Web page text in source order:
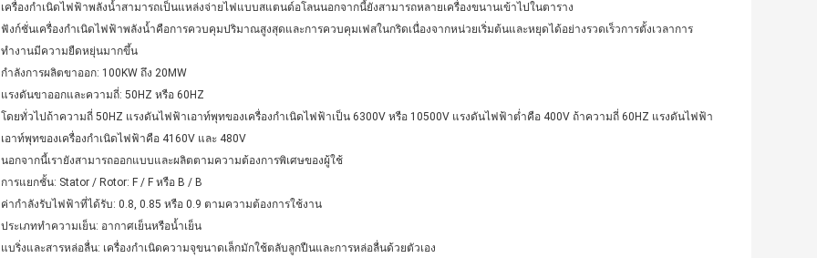
เครื่องกำเนิดไฟฟ้าพลังน้ำสามารถเป็นแหล่งจ่ายไฟแบบสแตนด์อโลนนอกจากนี้ยังสามารถหลายเครื่องขนานเข้าไปในตาราง
ฟังก์ชั่นเครื่องกำเนิดไฟฟ้าพลังน้ำคือการควบคุมปริมาณสูงสุดและการควบคุมเฟสในกริดเนื่องจากหน่วยเริ่มต้นและหยุดได้อย่างรวดเร็วการตั้งเวลาการ
ทำงานมีความยืดหยุ่นมากขึ้น
กำลังการผลิตขาออก: 100KW ถึง 20MW
แรงดันขาออกและความถี่: 50HZ หรือ 60HZ
โดยทั่วไปถ้าความถี่ 50HZ แรงดันไฟฟ้าเอาท์พุทของเครื่องกำเนิดไฟฟ้าเป็น 6300V หรือ 10500V แรงดันไฟฟ้าต่ำคือ 400V ถ้าความถี่ 60HZ แรงดันไฟฟ้า
เอาท์พุทของเครื่องกำเนิดไฟฟ้าคือ 4160V และ 480V
นอกจากนี้เรายังสามารถออกแบบและผลิตตามความต้องการพิเศษของผู้ใช้
การแยกชั้น: Stator / Rotor: F / F หรือ B / B
ค่ากำลังรับไฟฟ้าที่ได้รับ: 0.8, 0.85 หรือ 0.9 ตามความต้องการใช้งาน
ประเภททำความเย็น: อากาศเย็นหรือน้ำเย็น
แบริ่งและสารหล่อลื่น: เครื่องกำเนิดความจุขนาดเล็กมักใช้ตลับลูกปืนและการหล่อลื่นด้วยตัวเอง